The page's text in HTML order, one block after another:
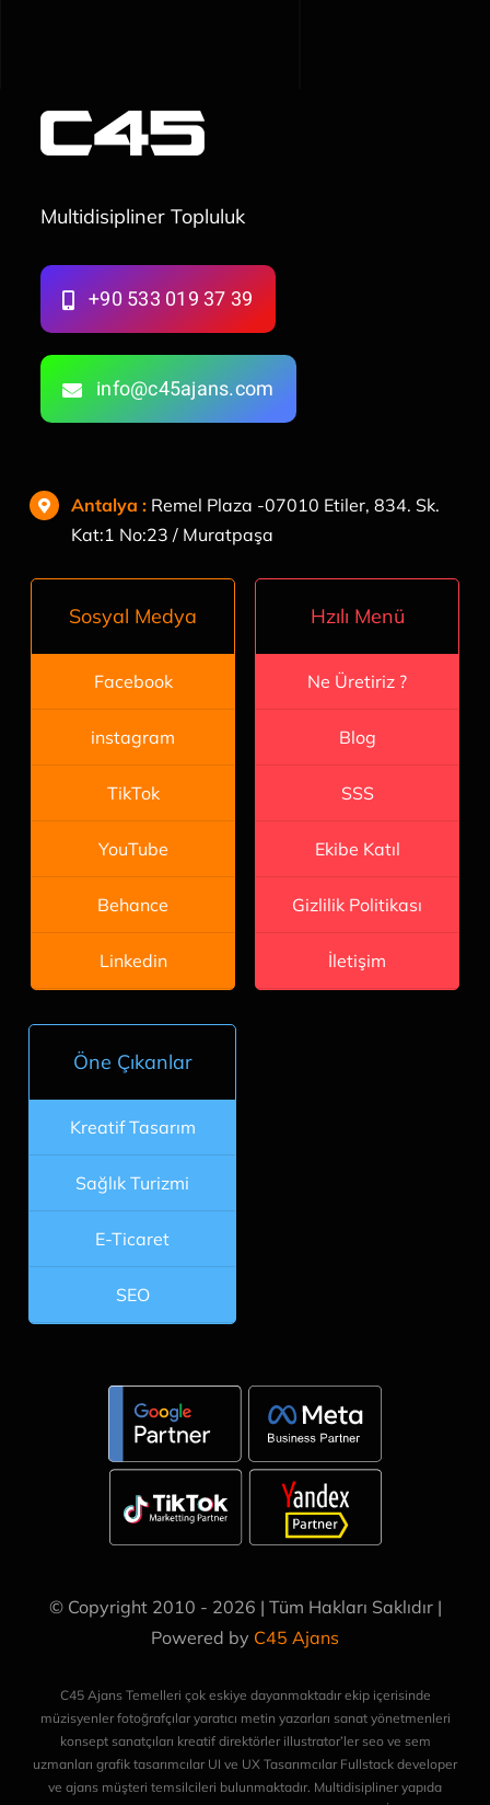
Multidisipliner Topluluk
+90 533 019 37 39
info@c45ajans.com
Sosyal Medya
Facebook
instagram
TikTok
YouTube
Behance
Linkedin
Hzılı Menü
Ne Üretiriz ?
Blog
SSS
Ekibe Katıl
Gizlilik Politikası
İletişim
Öne Çıkanlar
Kreatif Tasarım
Sağlık Turizmi
E-Ticaret
SEO
Antalya : Remel Plaza -07010 Etiler, 834. Sk.
Kat:1 No:23 / Muratpaşa
© Copyright 2010 - 2026 | Tüm Hakları Saklıdır |
Powered by C45 Ajans
C45 Ajans Temelleri çok eskiye dayanmaktadır ekip içerisinde
müzisyenler fotoğrafçılar yaratıcı metin yazarları sanat yönetmenleri
konsept sanatçıları kreatif direktörler illustrator’ler seo ve sem
uzmanları grafik tasarımcılar UI ve UX Tasarımcılar Fullstack developer
ve ajans müşteri temsilcileri bulunmaktadır. Multidisipliner yapıda